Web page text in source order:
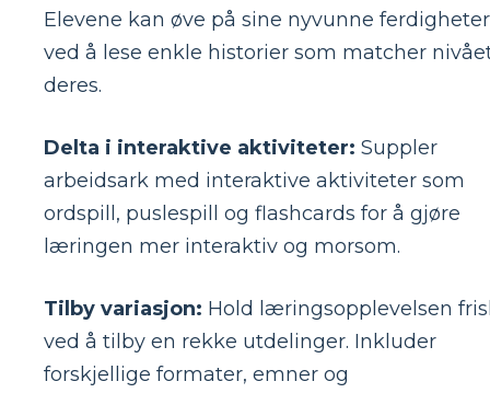
Elevene kan øve på sine nyvunne ferdigheter
ved å lese enkle historier som matcher
deres.
Delta i interaktive aktiviteter: Suppler
arbeidsark med interaktive aktiviteter som
ordspill, puslespill og flashcards for å gjøre
læringen mer interaktiv og morsom.
Tilby variasjon: Hold læringsopplevelsen
ved å tilby en rekke utdelinger. Inkluder
forskjellige formater, emner og